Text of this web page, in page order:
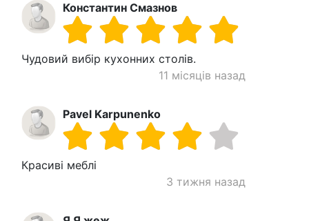
Константин Смазнов
Чудовий вибір кухонних столів.
11 місяців назад
Pavel Karpunenko
Красиві меблі
3 тижня назад